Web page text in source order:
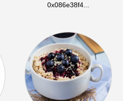
0x086e38f4...